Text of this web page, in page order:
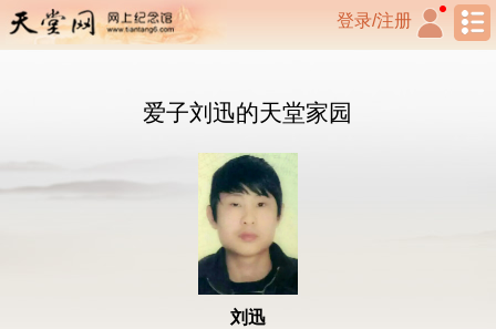
登录/注册
爱子刘迅的天堂家园
刘迅